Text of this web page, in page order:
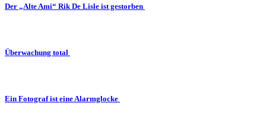
Der „Alte Ami“ Rik De Lisle ist gestorben
Überwachung total
Ein Fotograf ist eine Alarmglocke